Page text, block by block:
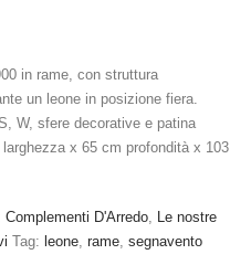
in rame, con struttura
un leone in posizione fiera.
W, sfere decorative e patina
x 65 cm profondità x 103
Complementi D'Arredo, Le nostre
Tag: leone, rame, segnavento